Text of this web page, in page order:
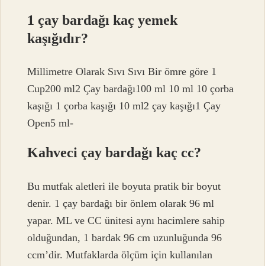
1 çay bardağı kaç yemek
kaşığıdır?
Millimetre Olarak Sıvı Sıvı Bir ömre göre 1
Cup200 ml2 Çay bardağı100 ml 10 ml 10 çorba
kaşığı 1 çorba kaşığı 10 ml2 çay kaşığı1 Çay
Open5 ml-
Kahveci çay bardağı kaç cc?
Bu mutfak aletleri ile boyuta pratik bir boyut
denir. 1 çay bardağı bir önlem olarak 96 ml
yapar. ML ve CC ünitesi aynı hacimlere sahip
olduğundan, 1 bardak 96 cm uzunluğunda 96
ccm’dir. Mutfaklarda ölçüm için kullanılan